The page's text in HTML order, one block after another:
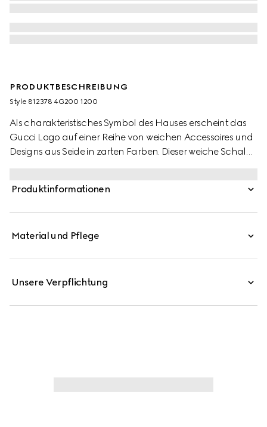
PRODUKTBESCHREIBUNG
Style ‎812378 4G200 1200
Als charakteristisches Symbol des Hauses erscheint das
Gucci Logo auf einer Reihe von weichen Accessoires und
Designs aus Seide in zarten Farben. Dieser weiche Schal
Produktinformationen
Material und Pflege
Unsere Verpflichtung